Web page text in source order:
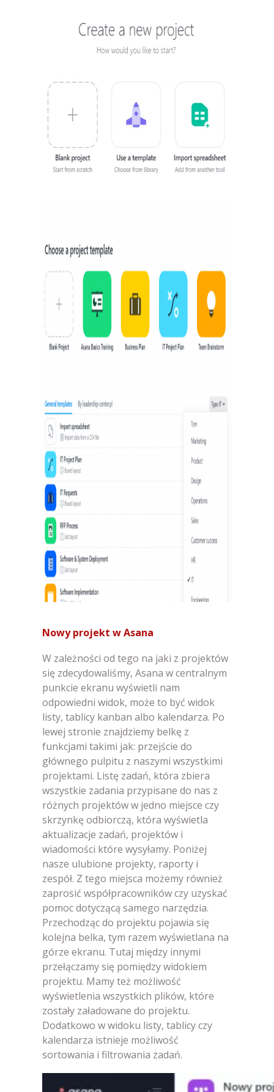
Nowy projekt w Asana
W zależności od tego na jaki z projektów
się zdecydowaliśmy, Asana w centralnym
punkcie ekranu wyświetli nam
odpowiedni widok, może to być widok
listy, tablicy kanban albo kalendarza. Po
lewej stronie znajdziemy belkę z
funkcjami takimi jak: przejście do
głównego pulpitu z naszymi wszystkimi
projektami. Listę zadań, która zbiera
wszystkie zadania przypisane do nas z
różnych projektów w jedno miejsce czy
skrzynkę odbiorczą, która wyświetla
aktualizacje zadań, projektów i
wiadomości które wysyłamy. Poniżej
nasze ulubione projekty, raporty i
zespół. Z tego miejsca możemy również
zaprosić współpracowników czy uzyskać
pomoc dotyczącą samego narzędzia.
Przechodząc do projektu pojawia się
kolejna belka, tym razem wyświetlana na
górze ekranu. Tutaj między innymi
przełączamy się pomiędzy widokiem
projektu. Mamy też możliwość
wyświetlenia wszystkich plików, które
zostały załadowane do projektu.
Dodatkowo w widoku listy, tablicy czy
kalendarza istnieje możliwość
sortowania i filtrowania zadań.